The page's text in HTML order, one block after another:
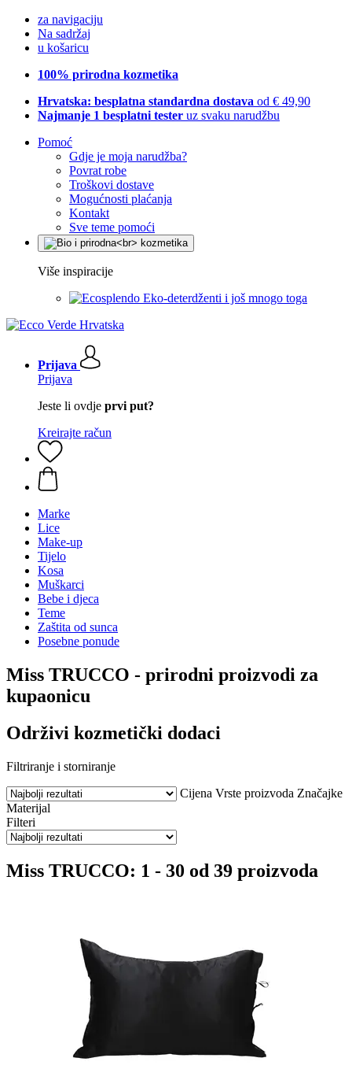
za navigaciju
Na sadržaj
u košaricu
100% prirodna kozmetika
Hrvatska: besplatna standardna dostava od € 49,90
Najmanje 1 besplatni tester uz svaku narudžbu
Pomoć
Gdje je moja narudžba?
Povrat robe
Troškovi dostave
Mogućnosti plaćanja
Kontakt
Sve teme pomoći
Više inspiracije
Eko-deterdženti i još mnogo toga
Prijava
Prijava
Jeste li ovdje prvi put?
Kreirajte račun
Marke
Lice
Make-up
Tijelo
Kosa
Muškarci
Bebe i djeca
Teme
Zaštita od sunca
Posebne ponude
Miss TRUCCO - prirodni proizvodi za
kupaonicu
Održivi kozmetički dodaci
Filtriranje i storniranje
Cijena Vrste proizvoda Značajke
Materijal
Filteri
Miss TRUCCO: 1 - 30 od 39 proizvoda